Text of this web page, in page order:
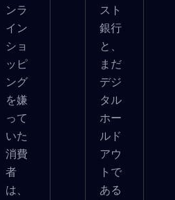
ンラ
イン
ショ
ッピ
ング
を嫌
って
いた
消費
者
は、
スト
銀行
と、
まだ
デジ
タル
ホー
ルド
アウ
トで
ある